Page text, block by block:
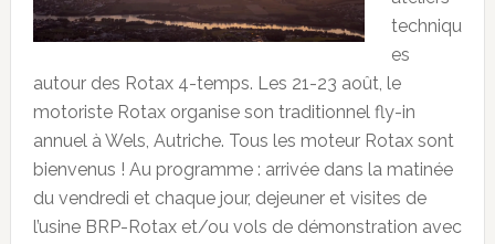
techniqu
es
autour des Rotax 4-temps. Les 21-23 août, le
motoriste Rotax organise son traditionnel fly-in
annuel à Wels, Autriche. Tous les moteur Rotax sont
bienvenus ! Au programme : arrivée dans la matinée
du vendredi et chaque jour, dejeuner et visites de
l’usine BRP-Rotax et/ou vols de démonstration avec